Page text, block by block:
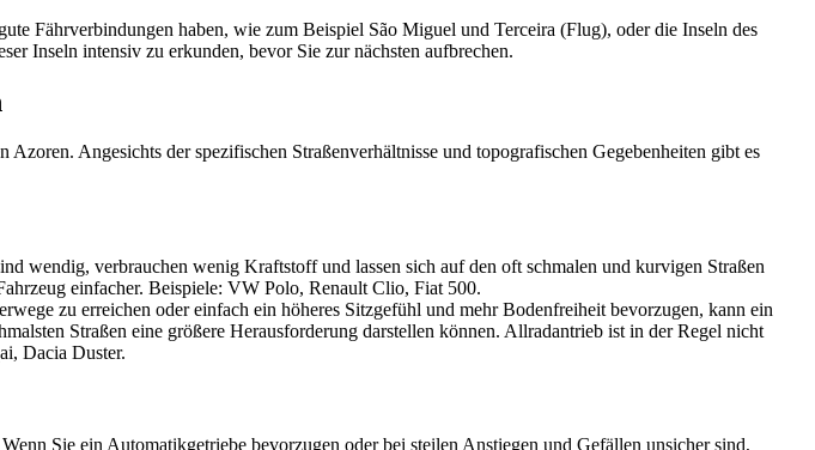
Fährverbindungen haben, wie zum Beispiel São Miguel und Terceira (Flug), oder die Inseln des
Inseln intensiv zu erkunden, bevor Sie zur nächsten aufbrechen.
Angesichts der spezifischen Straßenverhältnisse und topografischen Gegebenheiten gibt es
wendig, verbrauchen wenig Kraftstoff und lassen sich auf den oft schmalen und kurvigen Straßen
einfacher. Beispiele: VW Polo, Renault Clio, Fiat 500.
zu erreichen oder einfach ein höheres Sitzgefühl und mehr Bodenfreiheit bevorzugen, kann ein
Straßen eine größere Herausforderung darstellen können. Allradantrieb ist in der Regel nicht
Dacia Duster.
Sie ein Automatikgetriebe bevorzugen oder bei steilen Anstiegen und Gefällen unsicher sind,